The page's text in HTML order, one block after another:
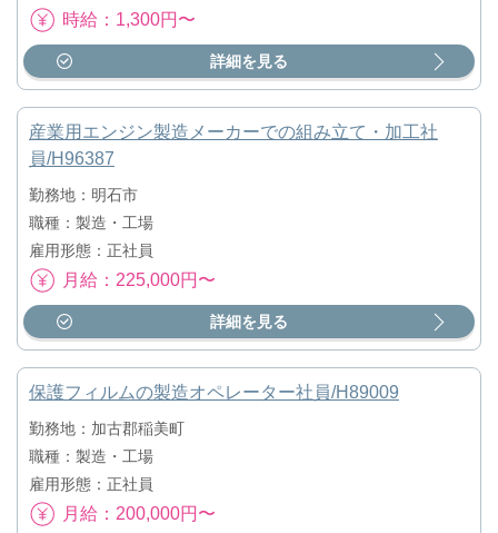
時給：1,300円〜
詳細を見る
産業用エンジン製造メーカーでの組み立て・加工社
員/H96387
勤務地：明石市
職種：製造・工場
雇用形態：正社員
月給：225,000円〜
詳細を見る
保護フィルムの製造オペレーター社員/H89009
勤務地：加古郡稲美町
職種：製造・工場
雇用形態：正社員
月給：200,000円〜